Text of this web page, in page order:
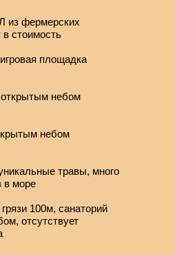
фермерских
в стоимость
площадка
небом
небом
травы, много
в море
100м, санаторий
отсутствует